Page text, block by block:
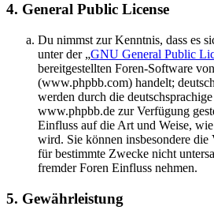
4. General Public License
Du nimmst zur Kenntnis, dass es
unter der „GNU General Public
bereitgestellten Foren-Software
(www.phpbb.com) handelt;
werden durch die
www.phpbb.de zur Verfügung
Einfluss auf die Art und Weise,
wird. Sie können insbesondere
für bestimmte Zwecke nicht
fremder Foren Einfluss nehmen.
5. Gewährleistung